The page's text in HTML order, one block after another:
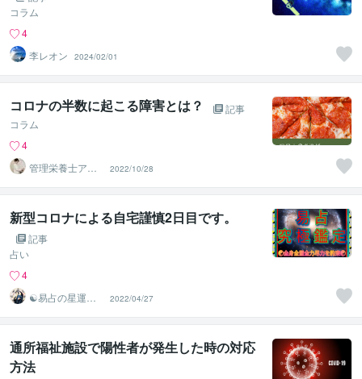
コラム
4
李レオン
2024/02/01
コロナの半数に起こる障害とは？
記事
コラム
4
管理栄養士アオ
イ 村中一帆ママ
が楽する食
2022/10/28
新型コロナによる自宅謹慎2日目です。
記事
占い
4
☯易占の星運河
2022/04/27
通所福祉施設で陽性者が発生した時の対応
方法